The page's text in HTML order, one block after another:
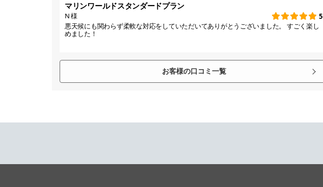
マリンワールドスタンダードプラン
N 様
5
悪天候にも関わらず柔軟な対応をしていただいてありがとうございました。 すごく楽し
めました！
お客様の口コミ一覧